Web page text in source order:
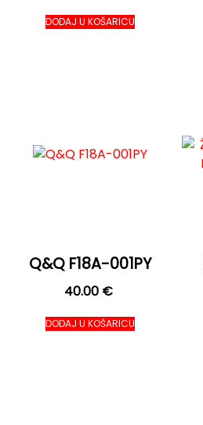
DODAJ U KOŠARICU
Q&Q F18A-001PY
40.00 €
DODAJ U KOŠARICU